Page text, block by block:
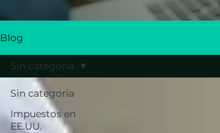
Blog
Sin categoria
Impuestos en
EE.UU.
Sin categoria